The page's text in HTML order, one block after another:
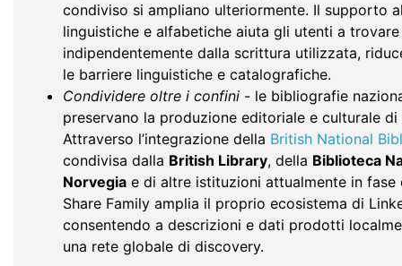
condiviso si ampliano ulteriormente. Il supporto
linguistiche e alfabetiche aiuta gli utenti a
indipendentemente dalla scrittura utilizzata,
le barriere linguistiche e catalografiche.
Condividere oltre i confini - le bibliografie
preservano la produzione editoriale e culturale di
Attraverso l’integrazione della British National
condivisa dalla British Library, della Biblioteca
Norvegia e di altre istituzioni attualmente in fase
Share Family amplia il proprio ecosistema di
consentendo a descrizioni e dati prodotti
una rete globale di discovery.